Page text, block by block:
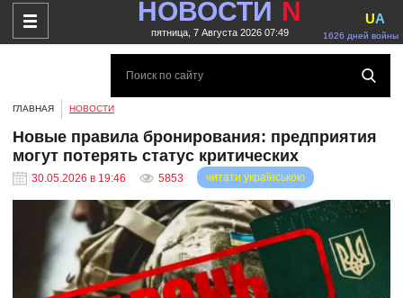
НОВОСТИ N
пятница, 7 Августа 2026 07:49 1626 дней войны
UA
ГЛАВНАЯ НОВОСТИ
Новые правила бронирования: предприятия
могут потерять статус критических
30.05.2026 в 19:46 5853 читати українською